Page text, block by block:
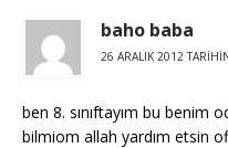
baho baba
26 ARALIK 2012
ben 8. sınıftayım bu benim
bilmiom allah yardım etsin